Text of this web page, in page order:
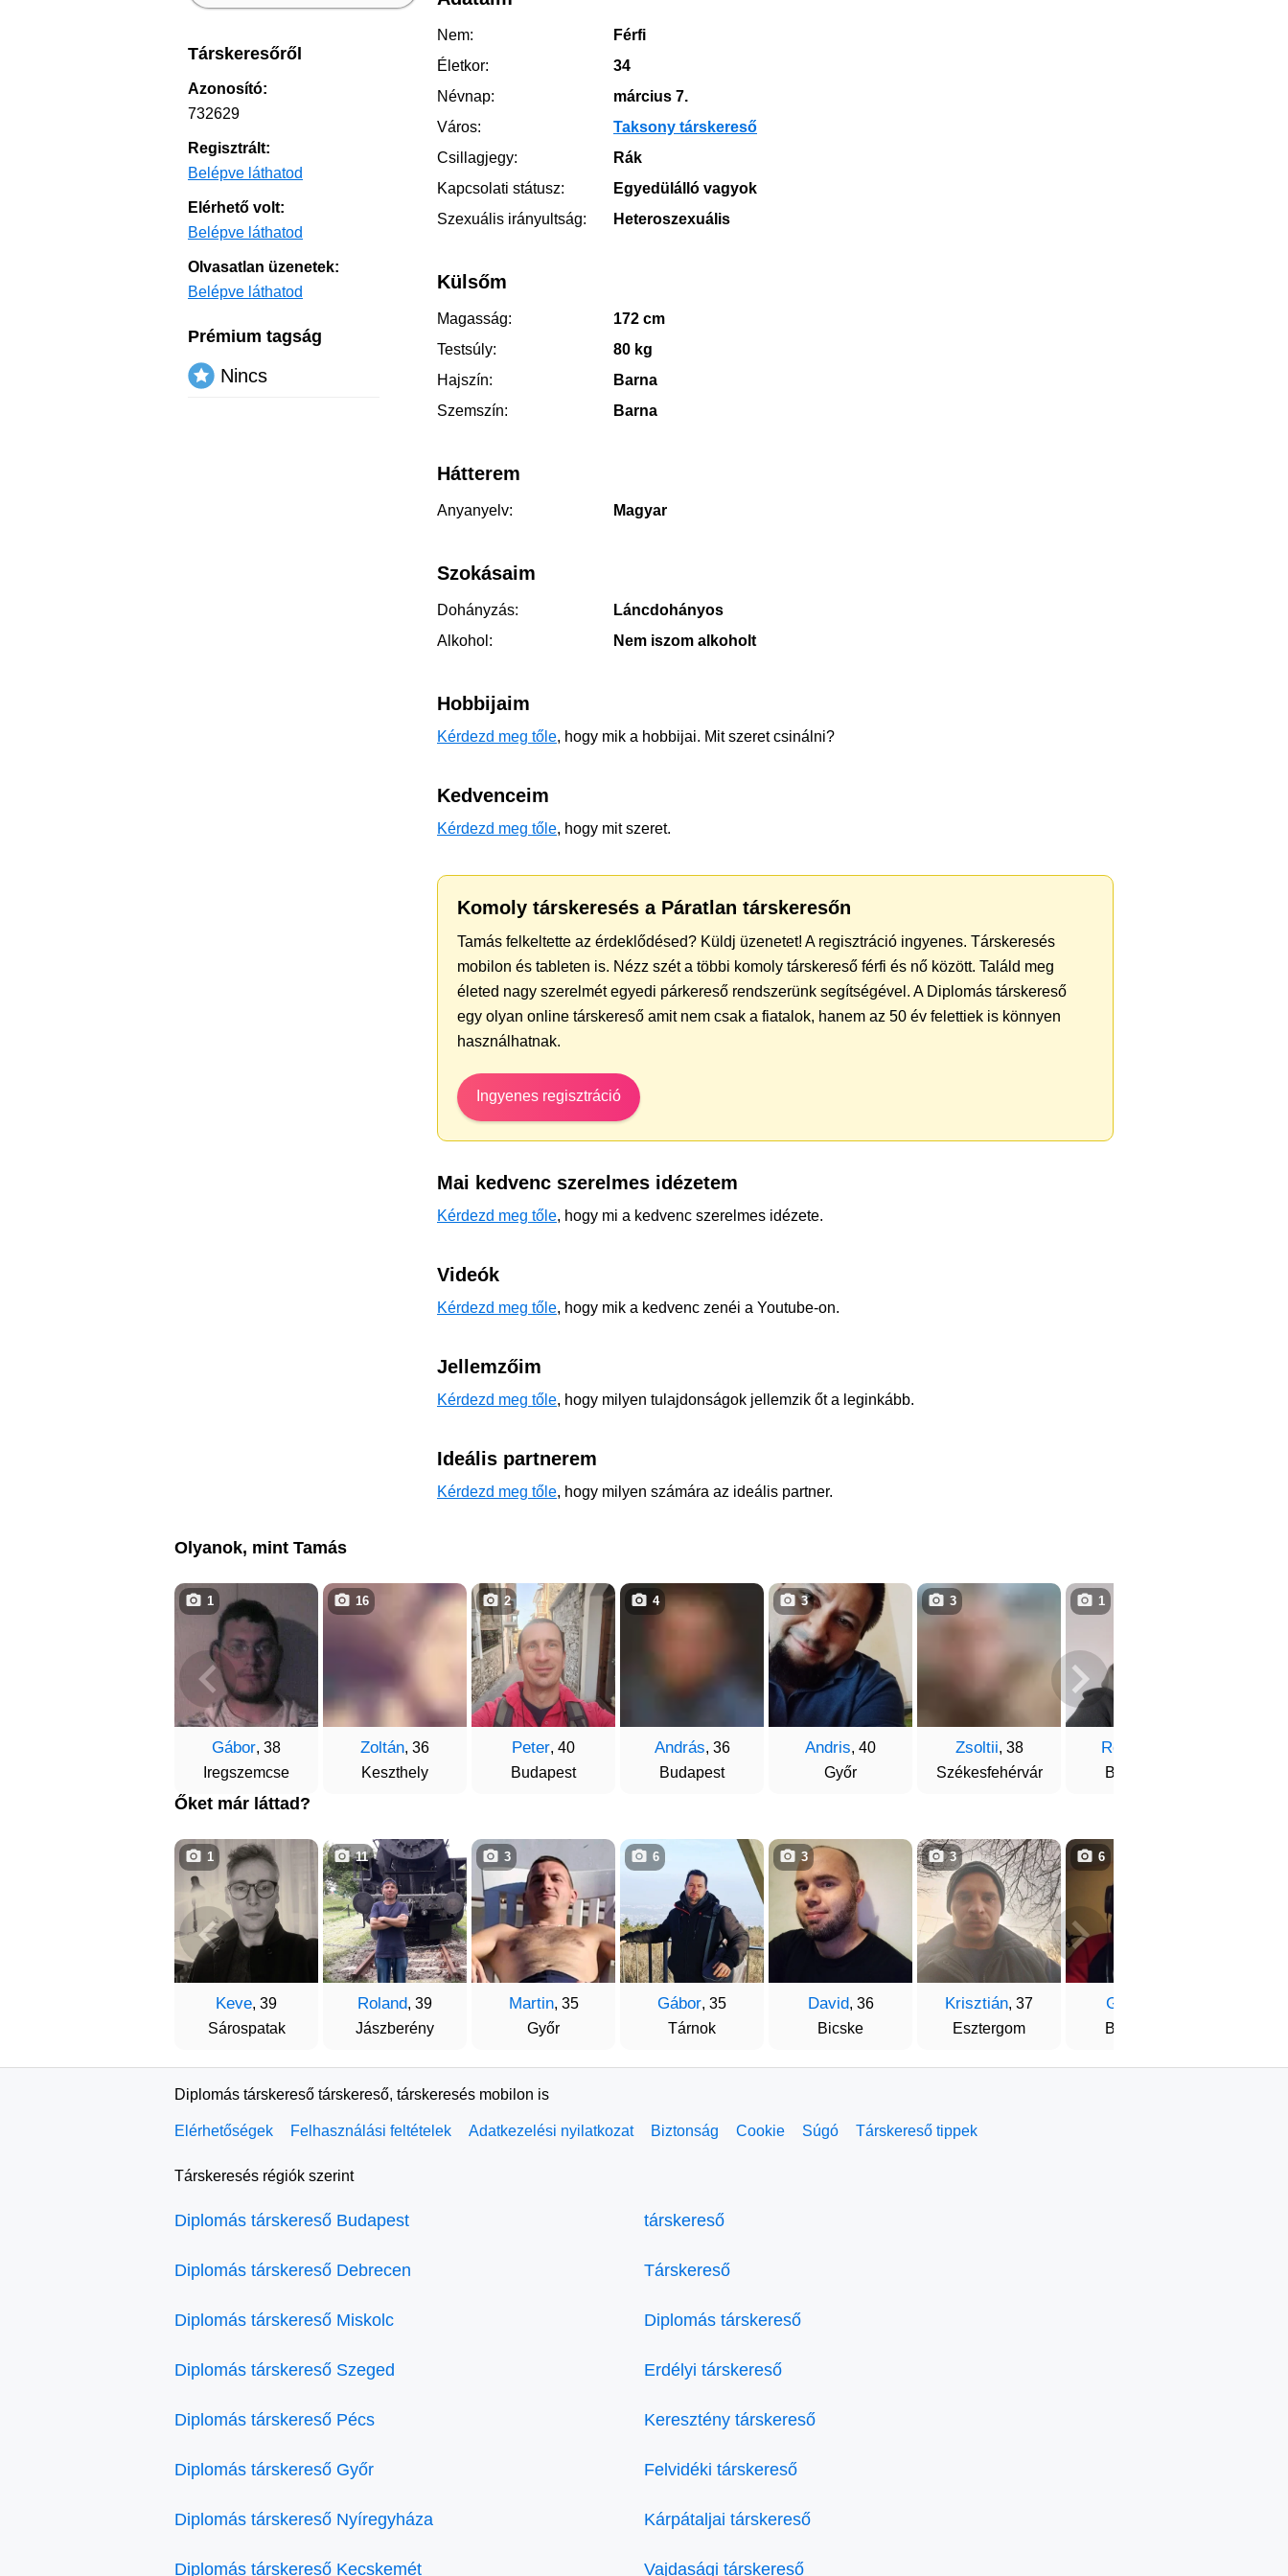
Nem:
Férfi
Életkor:
34
Névnap:
március 7.
Város:
Taksony társkereső
Csillagjegy:
Rák
Kapcsolati státusz:
Egyedülálló vagyok
Szexuális irányultság:
Heteroszexuális
Külsőm
Magasság:
172 cm
Testsúly:
80 kg
Hajszín:
Barna
Szemszín:
Barna
Hátterem
Anyanyelv: Magyar
Szokásaim
Dohányzás:
Láncdohányos
Alkohol:
Nem iszom alkoholt
Hobbijaim
Kérdezd meg tőle, hogy mik a hobbijai. Mit szeret csinálni?
Kedvenceim
Kérdezd meg tőle, hogy mit szeret.
Komoly társkeresés a Páratlan társkeresőn
Tamás felkeltette az érdeklődésed? Küldj üzenetet! A regisztráció ingyenes. Társkeresés
mobilon és tableten is. Nézz szét a többi komoly társkereső férfi és nő között. Találd meg
életed nagy szerelmét egyedi párkereső rendszerünk segítségével. A Diplomás társkereső
egy olyan online társkereső amit nem csak a fiatalok, hanem az 50 év felettiek is könnyen
használhatnak.
Ingyenes regisztráció
Mai kedvenc szerelmes idézetem
Kérdezd meg tőle, hogy mi a kedvenc szerelmes idézete.
Videók
Kérdezd meg tőle, hogy mik a kedvenc zenéi a Youtube-on.
Jellemzőim
Kérdezd meg tőle, hogy milyen tulajdonságok jellemzik őt a leginkább.
Ideális partnerem
Kérdezd meg tőle, hogy milyen számára az ideális partner.
Társkeresőről
Azonosító:
732629
Regisztrált:
Belépve láthatod
Elérhető volt:
Belépve láthatod
Olvasatlan üzenetek:
Belépve láthatod
Prémium tagság
Nincs
Olyanok, mint Tamás
Gábor, 38
Iregszemcse
1
Zoltán, 36
Keszthely
16
Peter, 40
Budapest
2
András, 36
Budapest
4
Andris, 40
Győr
3
Zsoltii, 38
Székesfehérvár
3
Róbert
Budapest
1
Őket már láttad?
Keve, 39
Sárospatak
1
Roland, 39
Jászberény
11
Martin, 35
Győr
3
Gábor, 35
Tárnok
6
David, 36
Bicske
3
Krisztián, 37
Esztergom
3
Gyuri
Budapest
6
Diplomás társkereső társkereső, társkeresés mobilon is
Elérhetőségek Felhasználási feltételek Adatkezelési nyilatkozat Biztonság Cookie Súgó Társkereső tippek
Társkeresés régiók szerint
Diplomás társkereső Budapest
Diplomás társkereső Debrecen
Diplomás társkereső Miskolc
Diplomás társkereső Szeged
Diplomás társkereső Pécs
Diplomás társkereső Győr
Diplomás társkereső Nyíregyháza
Diplomás társkereső Kecskemét
társkereső
Társkereső
Diplomás társkereső
Erdélyi társkereső
Keresztény társkereső
Felvidéki társkereső
Kárpátaljai társkereső
Vajdasági társkereső